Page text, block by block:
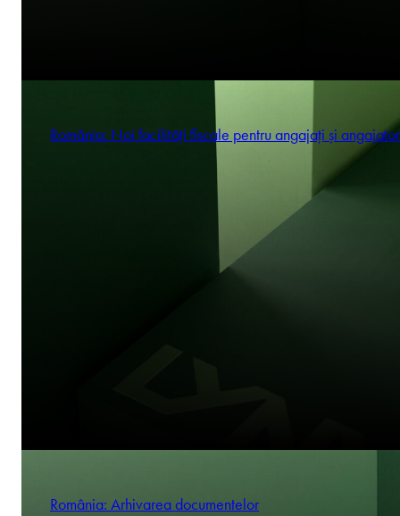
România: Noi facilități fiscale pentru angajați și
România: Arhivarea documentelor